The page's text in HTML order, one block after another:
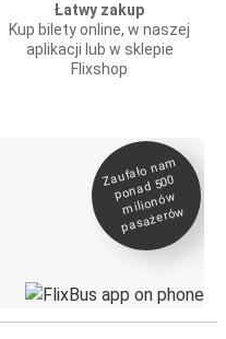
Łatwy zakup
Kup bilety online, w naszej
aplikacji lub w sklepie
Flixshop
Zaufało na
m
ponad 500
milionó
w
pasażeró
w